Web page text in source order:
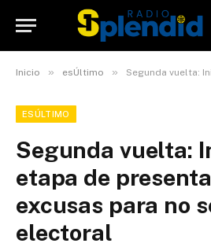
Inicio » esÚltimo » Segunda vuelta: Inicia la etapa de
ESÚLTIMO
Segunda vuelta:
etapa de
excusas para no
electoral